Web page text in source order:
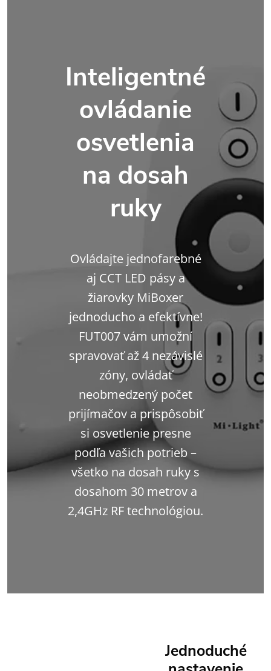
Inteligentné
ovládanie
osvetlenia
na dosah
ruky
Ovládajte jednofarebné
aj CCT LED pásy a
žiarovky MiBoxer
jednoducho a efektívne!
FUT007 vám umožní
spravovať až 4 nezávislé
zóny, ovládať
neobmedzený počet
prijímačov a prispôsobiť
si osvetlenie presne
podľa vašich potrieb –
všetko na dosah ruky s
dosahom 30 metrov a
2,4GHz RF technológiou.
Jednoduché